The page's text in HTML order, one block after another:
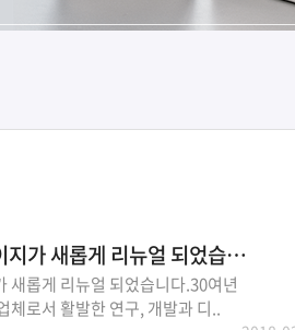
(주)스타양행 홈페이지가 새롭게 리뉴얼 되었습니다
새롭게 리뉴얼 되었습니다.30여년
체로서 활발한 연구, 개발과 디..